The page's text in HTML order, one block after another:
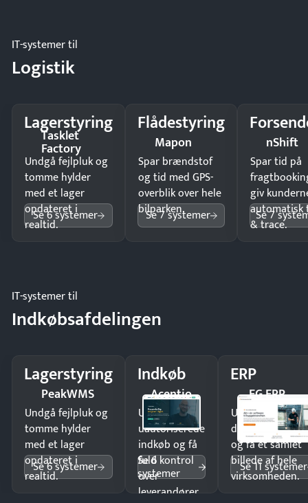
IT-systemer til
Logistik
Lagerstyring
Tasklet
Factory
Undgå fejlpluk og
tomme hylder
med et lager
opdateret i
realtid.
Se 6 systemer
Flådestyring
Mapon
Spar brændstof
og tid med GPS-
overblik over hele
bilparken.
Se 7 systemer
nShift
Spar tid på
giv
automatisk
& trace.
Se 7
IT-systemer til
Indkøbsafdelingen
Lagerstyring
PeakWMS
Undgå fejlpluk og
tomme hylder
med et lager
opdateret i
realtid.
Se 6 systemer
Indkøb
Acentio
Undgå
uautoriserede
indkøb og få
fuld kontrol
over
leverandører
Se 6
systemer
ERP
EG ERP
Undgå
og få ét samlet
billede af hele
virksomheden.
Se 11 systemer